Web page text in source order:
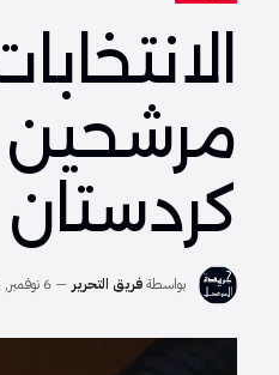
كردستان
بواسطةفريق التحرير 6 نوفمبر, 2025